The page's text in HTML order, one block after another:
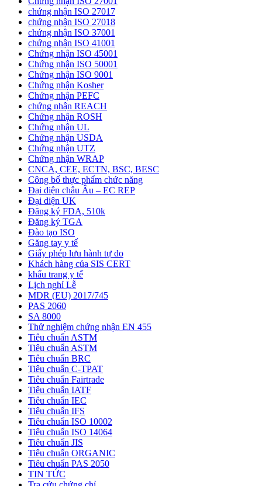
chứng nhận ISO 27017
chứng nhận ISO 27018
chứng nhận ISO 37001
chứng nhận ISO 41001
Chứng nhận ISO 45001
Chứng nhận ISO 50001
Chứng nhận ISO 9001
Chứng nhận Kosher
Chứng nhận PEFC
chứng nhận REACH
Chứng nhận ROSH
Chứng nhận UL
Chứng nhận USDA
Chứng nhận UTZ
Chứng nhận WRAP
CNCA, CEE, ECTN, BSC, BESC
Công bố thực phẩm chức năng
Đại diện châu Âu – EC REP
Đại diện UK
Đăng ký FDA, 510k
Đăng ký TGA
Đào tạo ISO
Găng tay y tế
Giấy phép lưu hành tự do
Khách hàng của SIS CERT
khẩu trang y tế
Lịch nghỉ Lễ
MDR (EU) 2017/745
PAS 2060
SA 8000
Thử nghiệm chứng nhận EN 455
Tiêu chuẩn ASTM
Tiêu chuẩn ASTM
Tiêu chuẩn BRC
Tiêu chuẩn C-TPAT
Tiêu chuẩn Fairtrade
Tiêu chuẩn IATF
Tiêu chuẩn IEC
Tiêu chuẩn IFS
Tiêu chuẩn ISO 10002
Tiêu chuẩn ISO 14064
Tiêu chuẩn JIS
Tiêu chuẩn ORGANIC
Tiêu chuẩn PAS 2050
TIN TỨC